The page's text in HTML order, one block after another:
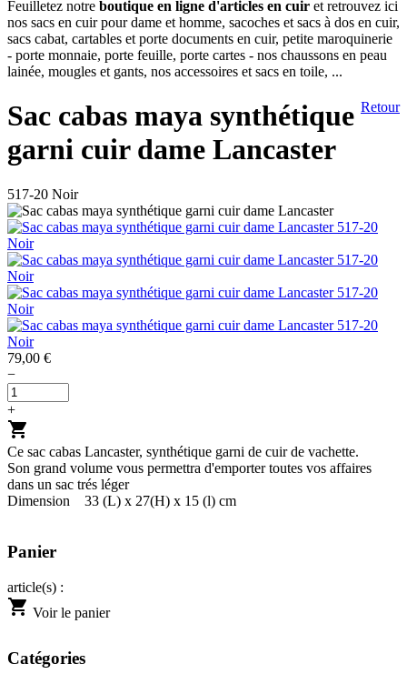
Feuilletez notre boutique en ligne d'articles en cuir et retrouvez ici
nos sacs en cuir pour dame et homme, sacoches et sacs à dos en cuir,
sacs cabat, cartables et porte documents en cuir, petite maroquinerie
- porte monnaie, porte feuille, porte cartes - nos chaussons en peau
lainée, mougles et gants, nos accessoires et sacs en toile, ...
Retour
Sac cabas maya synthétique
garni cuir dame Lancaster
517-20 Noir
79,00 €
−
+
shopping_cart
Ce sac cabas Lancaster, synthétique garni de cuir de vachette.
Son grand volume vous permettra d'emporter toutes vos affaires
dans un sac trés léger
Dimension 33 (L) x 27(H) x 15 (l) cm
Panier
article(s) :
shopping_cart Voir le panier
Catégories